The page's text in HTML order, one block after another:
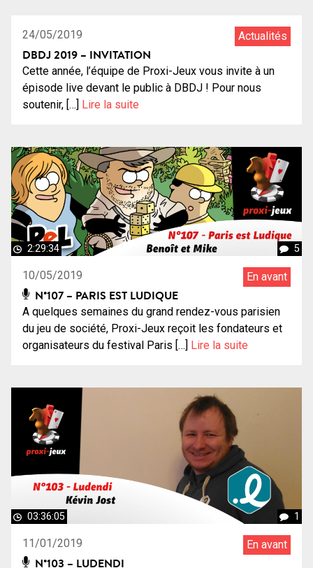
24/05/2019 Actualités
DBDJ 2019 – INVITATION
Cette année, l’équipe de Proxi-Jeux vous invite à un
épisode live devant le public à DBDJ ! Pour nous
soutenir, […]
Lire la suite
2:29:34 5
10/05/2019 En avant
N°107 – PARIS EST LUDIQUE
A quelques semaines du grand rendez-vous parisien
du jeu de société, Proxi-Jeux reçoit les fondateurs et
organisateurs du festival Paris […]
Lire la suite
03:36:05 1
11/01/2019 En avant
N°103 – LUDENDI